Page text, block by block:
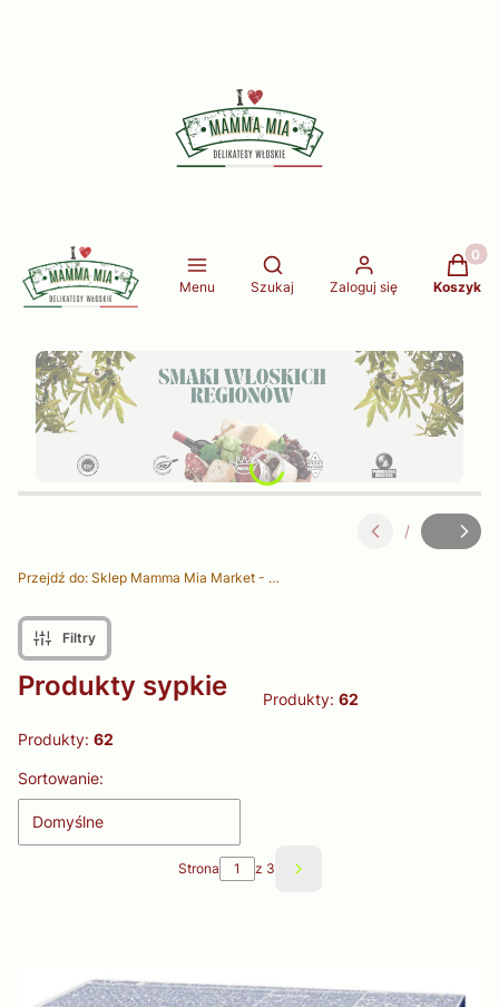
Menu
Otwórz wyszukiwarkę
Szukaj Zaloguj się Koszyk
Slajd
/
z
Przejdź do: Sklep Mamma Mia Market - Delikatesy Włoskie
Filtry
Produkty sypkie Produkty: 62
Produkty: 62
Lista produktów
Sortowanie:
Domyślne
Strona z 3 Następne produkty